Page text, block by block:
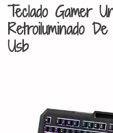
Teclado Gamer
Retroiluminado
Usb